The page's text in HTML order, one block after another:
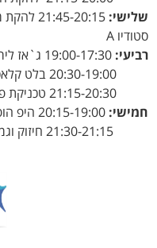
שלישי:
21:45-
סטודיו A
רביעי:19:00-17:30 ג`אז לירי י- יב שירלי קלייניאן גוונים סטודיו A
חמישי:20:15-19:00 היפ הופ י-יב` אלה רוזיו גוונים סטודיוA